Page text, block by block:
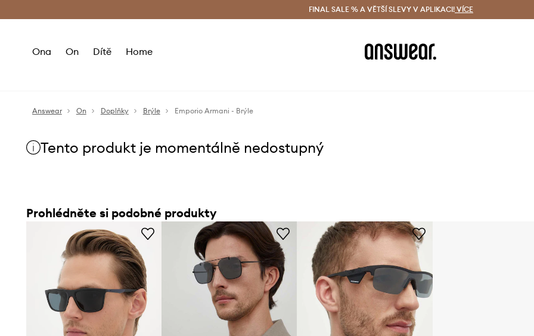
Doručení a vrácení zdarma (od 1800 Kč) Doručení i do 24 h
FINAL SALE % A VĚTŠÍ SLEVY V APLIKACI! VÍCE
Ona On Dítě Home
Answear On Doplňky Brýle Emporio Armani - Brýle
Tento produkt je momentálně nedostupný
Prohlédněte si podobné produkty